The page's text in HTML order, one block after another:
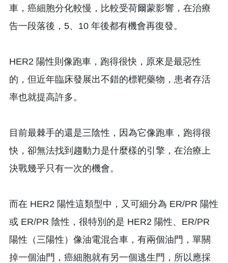
車，癌細胞分化較慢，比較受荷爾蒙影響，在治療
告一段落後，5、10 年後都有機會再復發。
HER2 陽性則像跑車，跑得很快，原來是最惡性
的，但近年臨床發展出不錯的標靶藥物，患者存活
率也就提高許多。
目前最棘手的還是三陰性，因為它像跑車，跑得很
快，卻無法找到趨動力是什麼樣的引擎，在治療上
決戰幾乎只有一次的機會。
而在 HER2 陽性這類型中，又可細分為 ER/PR 陽性
或 ER/PR 陰性，很特別的是 HER2 陽性、ER/PR
陽性（三陽性）像油電混合車，有兩個油門，單關
掉一個油門，癌細胞就有另一個逃生門，所以應採